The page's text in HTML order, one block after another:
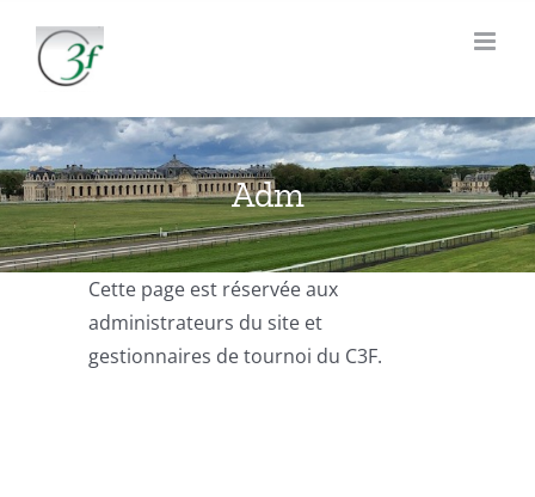
contenu
Adm
Cette page est réservée aux
administrateurs du site et
gestionnaires de tournoi du C3F.